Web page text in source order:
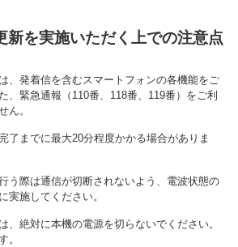
新を実施いただく上での注意点
、発着信を含むスマートフォンの各機能をご
、緊急通報（110番、118番、119番）をご利
ん。
了までに最大20分程度かかる場合がありま
う際は通信が切断されないよう、電波状態の
実施してください。
、絶対に本機の電源を切らないでください。
。